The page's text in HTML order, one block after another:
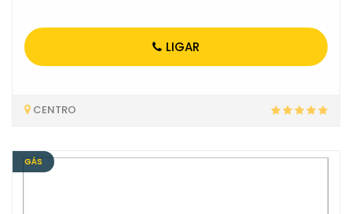
LIGAR
CENTRO
GÁS